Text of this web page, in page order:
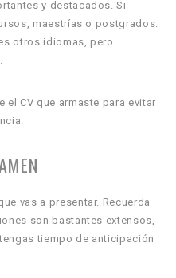
y destacados. Si
maestrías o postgrados.
otros idiomas, pero
el CV que armaste para evitar
vas a presentar. Recuerda
son bastantes extensos,
tiempo de anticipación